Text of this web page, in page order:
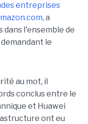
entreprises
, a
l'ensemble de
le
au mot, il
conclus entre le
et Huawei
ont eu